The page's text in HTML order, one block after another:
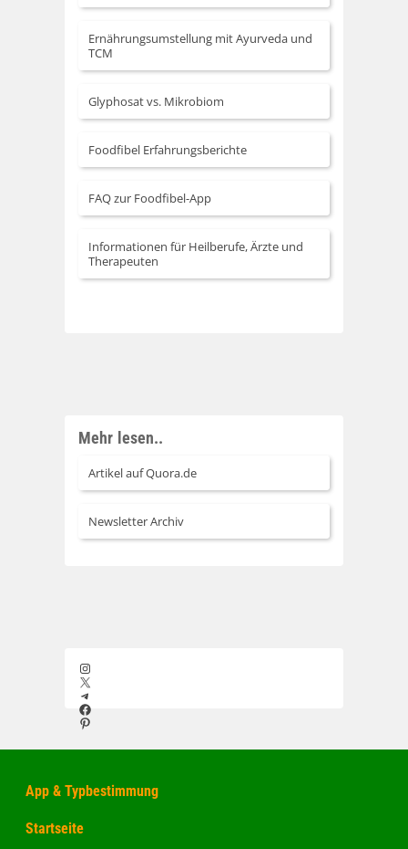
Ernährungsumstellung mit Ayurveda und
TCM
Glyphosat vs. Mikrobiom
Foodfibel Erfahrungsberichte
FAQ zur Foodfibel-App
Informationen für Heilberufe, Ärzte und
Therapeuten
Mehr lesen..
Artikel auf Quora.de
Newsletter Archiv
Instagram
X
Telegram
Facebook
Pinterest
App & Typbestimmung
Startseite